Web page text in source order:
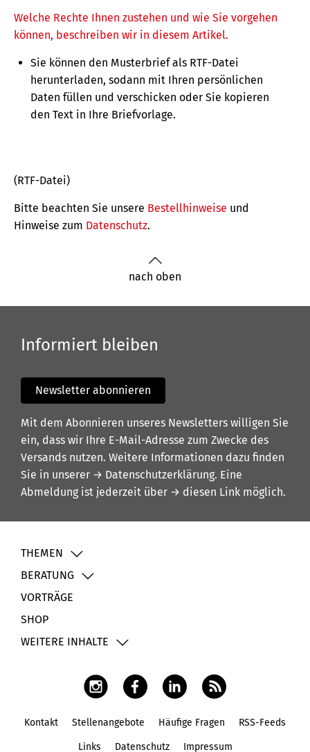
Welche Rechte Ihnen zustehen und wie Sie vorgehen
können, beschreiben wir in diesem Artikel.
Sie können den Musterbrief als RTF-Datei
herunterladen, sodann mit Ihren persönlichen
Daten füllen und verschicken oder Sie kopieren
den Text in Ihre Briefvorlage.
(RTF-Datei)
Bitte beachten Sie unsere Bestellhinweise und
Hinweise zum Datenschutz.
nach oben
Informiert bleiben
Newsletter abonnieren
Mit dem Abonnieren unseres Newsletters willigen Sie
ein, dass wir Ihre E-Mail-Adresse zum Zwecke des
Versands nutzen. Weitere Informationen dazu finden
Sie in unserer → Datenschutzerklärung. Eine
Abmeldung ist jederzeit über → diesen Link möglich.
THEMEN
BERATUNG
VORTRÄGE
SHOP
WEITERE INHALTE
Kontakt Stellenangebote Häufige Fragen RSS-Feeds
Links Datenschutz Impressum